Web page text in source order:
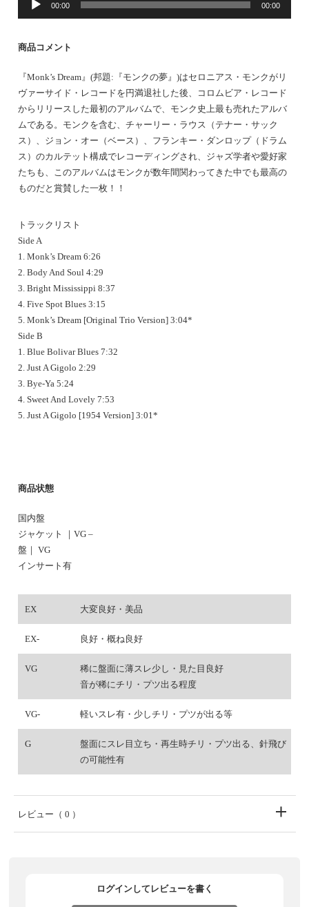
ー
ヤ
ー
00:00 00:00
商品コメント
『Monk’s Dream』(邦題:『モンクの夢』)はセロニアス・モンクがリ
ヴァーサイド・レコードを円満退社した後、コロムビア・レコード
からリリースした最初のアルバムで、モンク史上最も売れたアルバ
ムである。モンクを含む、チャーリー・ラウス（テナー・サック
ス）、ジョン・オー（ベース）、フランキー・ダンロップ（ドラム
ス）のカルテット構成でレコーディングされ、ジャズ学者や愛好家
たちも、このアルバムはモンクが数年間関わってきた中でも最高の
ものだと賞賛した一枚！！
トラックリスト
Side A
1. Monk’s Dream 6:26
2. Body And Soul 4:29
3. Bright Mississippi 8:37
4. Five Spot Blues 3:15
5. Monk’s Dream [Original Trio Version] 3:04*
Side B
1. Blue Bolivar Blues 7:32
2. Just A Gigolo 2:29
3. Bye-Ya 5:24
4. Sweet And Lovely 7:53
5. Just A Gigolo [1954 Version] 3:01*
商品状態
国内盤
ジャケット ｜VG –
盤｜ VG
インサート有
EX 大変良好・美品
EX- 良好・概ね良好
VG
稀に盤面に薄スレ少し・見た目良好
音が稀にチリ・プツ出る程度
VG- 軽いスレ有・少しチリ・プツが出る等
G
盤面にスレ目立ち・再生時チリ・プツ出る、針飛び
の可能性有
レビュー （ 0 ）
ログインしてレビューを書く